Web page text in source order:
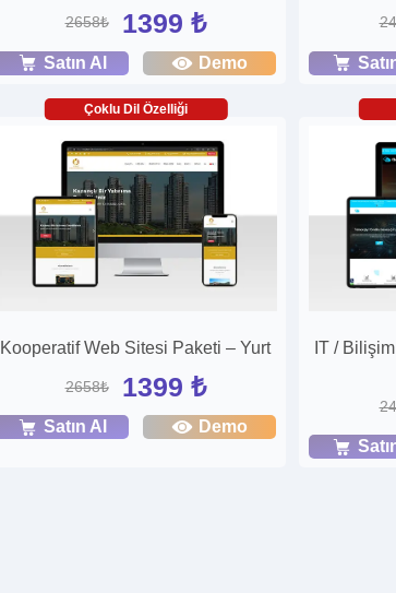
2658₺ 1399 ₺
Satın Al Demo
Çoklu Dil Özelliği
Kooperatif Web Sitesi Paketi – Yurt
2658₺ 1399 ₺
Satın Al Demo
IT /